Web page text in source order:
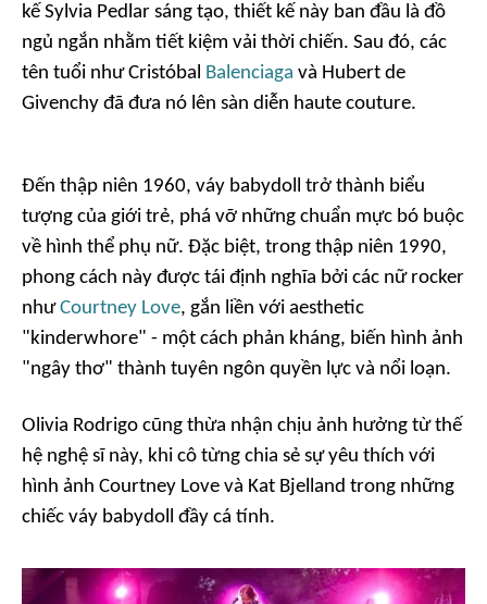
kế Sylvia Pedlar sáng tạo, thiết kế này ban đầu là đồ
ngủ ngắn nhằm tiết kiệm vải thời chiến. Sau đó, các
tên tuổi như Cristóbal Balenciaga và Hubert de
Givenchy đã đưa nó lên sàn diễn haute couture.
Đến thập niên 1960, váy babydoll trở thành biểu
tượng của giới trẻ, phá vỡ những chuẩn mực bó buộc
về hình thể phụ nữ. Đặc biệt, trong thập niên 1990,
phong cách này được tái định nghĩa bởi các nữ rocker
nhưCourtney Love, gắn liền với aesthetic
"kinderwhore" - một cách phản kháng, biến hình ảnh
"ngây thơ" thành tuyên ngôn quyền lực và nổi loạn.
Olivia Rodrigo cũng thừa nhận chịu ảnh hưởng từ thế
hệ nghệ sĩ này, khi cô từng chia sẻ sự yêu thích với
hình ảnh Courtney Love và Kat Bjelland trong những
chiếc váy babydoll đầy cá tính.